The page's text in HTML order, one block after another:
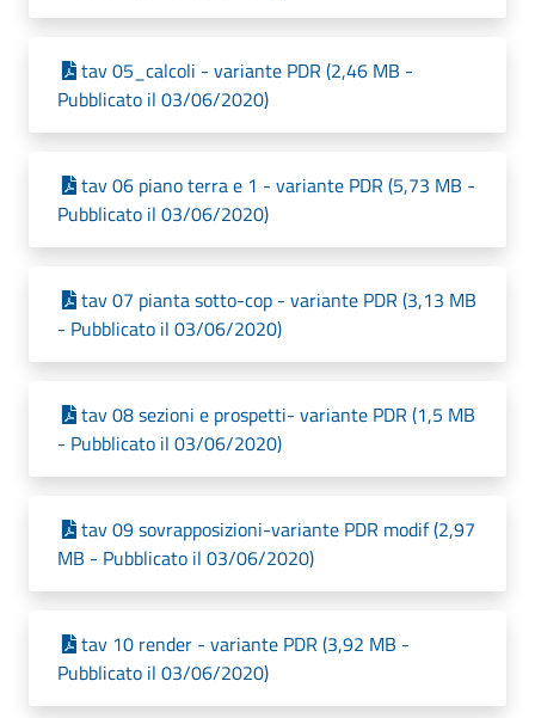
tav 05_calcoli - variante PDR (2,46 MB -
Pubblicato il 03/06/2020)
tav 06 piano terra e 1 - variante PDR (5,73 MB -
Pubblicato il 03/06/2020)
tav 07 pianta sotto-cop - variante PDR (3,13 MB
- Pubblicato il 03/06/2020)
tav 08 sezioni e prospetti- variante PDR (1,5 MB
- Pubblicato il 03/06/2020)
tav 09 sovrapposizioni-variante PDR modif (2,97
MB - Pubblicato il 03/06/2020)
tav 10 render - variante PDR (3,92 MB -
Pubblicato il 03/06/2020)